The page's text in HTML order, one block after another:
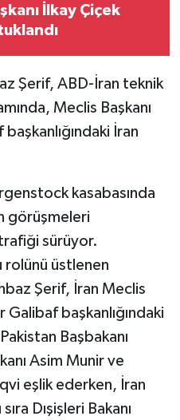
İlkay Çiçek
Şerif, ABD-İran teknik
Meclis Başkanı
İran
kasabasında
görüşmeleri
sürüyor.
üstlenen
Şerif, İran Meclis
Galibaf başkanlığındaki
Başbakanı
Asim Munir ve
eşlik ederken, İran
Dışişleri Bakanı